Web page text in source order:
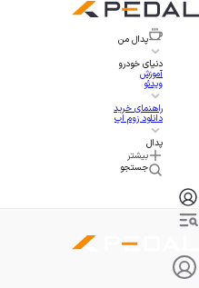
پدال من
دنیای خودرو
آموزش
ویدئو
راهنمای خرید
دانلود زوم اپ
پدال
بیشتر
جستجو